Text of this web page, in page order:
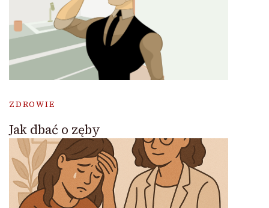
ZDROWIE
Jak dbać o zęby